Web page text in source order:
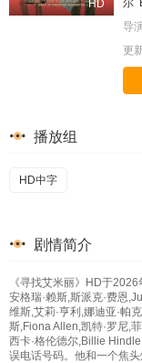
HD
尔
导
更
播放组
HD中字
剧情简介
《寻找艾米丽》HD于
安格瑞·赖斯,斯派克·费恩
维斯,艾莉·亨利,娜迪亚·帕
斯,Fiona Allen,凯特·罗尼,
西卡·格伦德尔,Billie
误电话号码。他和一个焦